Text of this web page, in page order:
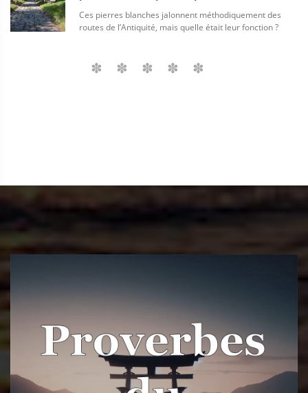
Ces pierres blanches jalonnent méthodiquement des
routes de l’Antiquité, mais quelle était leur fonction ?